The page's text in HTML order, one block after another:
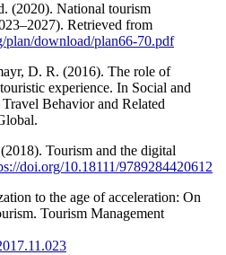
(2020). National tourism
Retrieved from
plan/download/plan66-70.pdf
D. R. (2016). The role of
experience. In Social and
Behavior and Related
Tourism and the digital
doi.org/10.18111/9789284420612
to the age of acceleration: On
Tourism Management